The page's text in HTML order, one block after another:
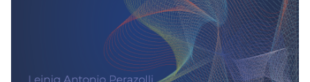
CHAMADAS ABERTAS
SUBMISSÃO